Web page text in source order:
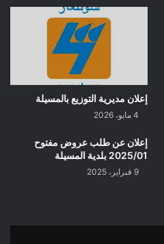
إعلان مديرية التوزيع بالمسيلة
4 مايو، 2026
إعلان عن طلب عروض مفتوح
2025/01 بلدية المسيلة
9 فبراير، 2025